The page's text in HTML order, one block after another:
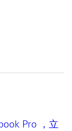
Pro ，立